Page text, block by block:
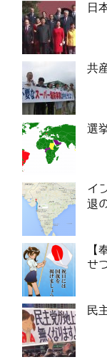
日
共
選
イ
退
【
せ
民